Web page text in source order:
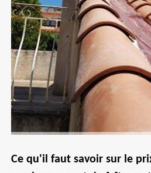
Ce qu'il faut savoir sur le